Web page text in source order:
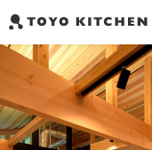
オープンキッチン
ペニンシュラキッチン
製品を探す
システムキッチン
家具・照明・タイル
実例から探す